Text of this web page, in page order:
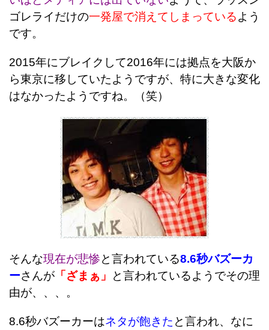
ゴレライだけの一発屋で消えてしまっているよう
です。
2015年にブレイクして2016年には拠点を大阪か
ら東京に移していたようですが、特に大きな変化
はなかったようですね。（笑）
そんな現在が悲惨と言われている8.6秒バズーカ
ーさんが 「ざまぁ」
と言われているようでその理
由が、、、。
8.6秒バズーカーはネタが飽きた と言われ、なに